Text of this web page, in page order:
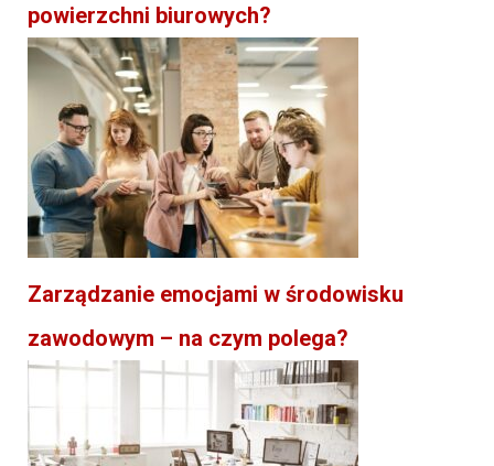
powierzchni biurowych?
Zarządzanie emocjami w środowisku
zawodowym – na czym polega?